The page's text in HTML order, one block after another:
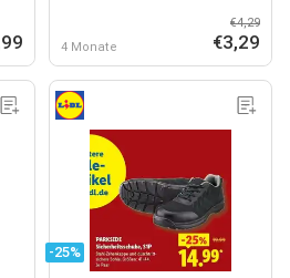
4 Monate
€4,29
€3,29
-25%